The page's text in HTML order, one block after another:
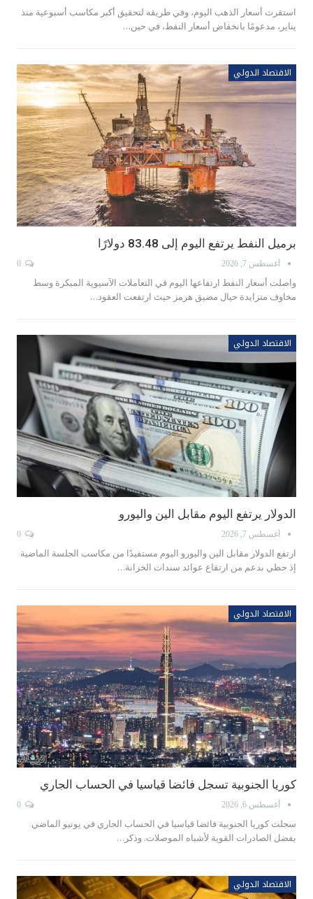
استقرت أسعار ‌الذهب اليوم، وفي طريقه لتحقيق أكبر مكاسب أسبوعية منذ
يناير، مدعومًا بانخفاض أسعار النفط، في حين…
الاقتصاد الدولي
برميل النفط يرتفع اليوم إلى 83.48 دولارًا
أغسطس 7, 2026
واصلت أسعار ‌النفط ارتفاعها اليوم في التعاملات الآسيوية المبكرة وسط
مخاوف متزايدة حيال مضيق هرمز حيث ارتفعت العقود…
الاقتصاد الدولي
الدولار ‌يرتفع اليوم مقابل الين واليورو
أغسطس 7, 2026
ارتفع الدولار ‌مقابل الين واليورو اليوم مستفيدًا من مكاسب الجلسة الماضية
إذ حظي بدعم من ارتفاع عوائد سندات الخزانة…
الاقتصاد الدولي
كوريا الجنوبية تسجل فائضا قياسيا في الحساب الجاري
أغسطس 6, 2026
سجلت كوريا الجنوبية فائضا قياسيا في الحساب الجاري في يونيو الماضي
بفضل الصادرات ‌القوية لأشباه الموصلات. وذكر…
الاقتصاد الدولي